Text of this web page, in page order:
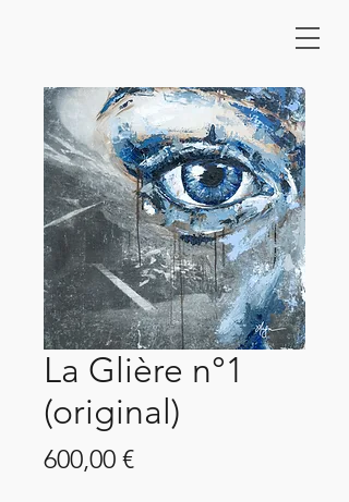
La Glière n°1
(original)
600,00 €Prix